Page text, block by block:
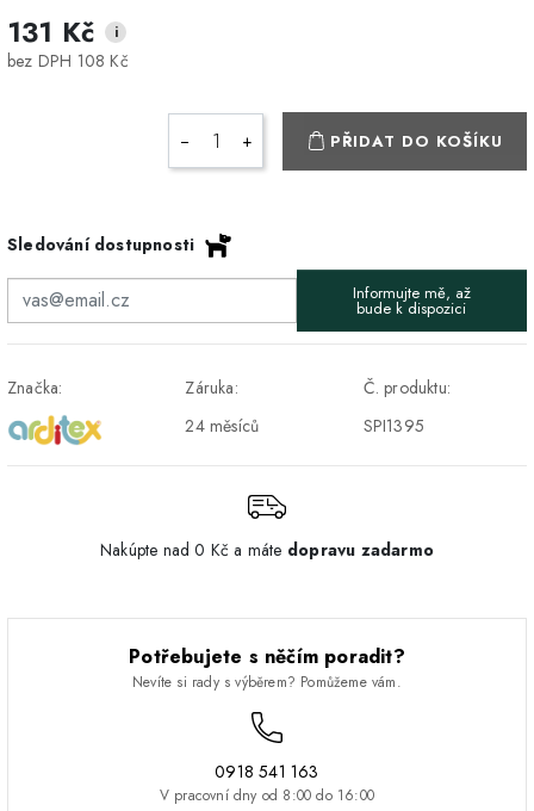
DPD Home - doručenie
na adresu
Pickup
1-2 pracovné dni ZDARMA
131 Kč i
bez DPH 108 Kč
− + PŘIDAT DO KOŠÍKU
Sledování dostupnosti
Informujte mě, až
bude k dispozici
Značka:
Záruka:
24 měsíců
Č. produktu:
SPI1395
Nakúpte nad 0 Kč a máte dopravu zadarmo
Potřebujete s něčím poradit?
Nevíte si rady s výběrem? Pomůžeme vám.
0918 541 163
V pracovní dny od 8:00 do 16:00